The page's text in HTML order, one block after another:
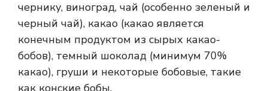
чернику, виноград, чай (особенно зеленый и
черный чай), какао (какао является
конечным продуктом из сырых какао-
бобов), темный шоколад (минимум 70%
какао), груши и некоторые бобовые, такие